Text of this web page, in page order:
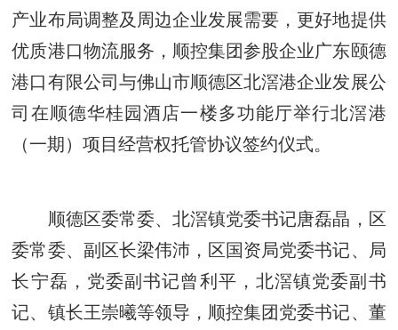
产业布局调整及周边企业发展需要，更好地提供
优质港口物流服务，顺控集团参股企业广东颐德
港口有限公司与佛山市顺德区北滘港企业发展公
司在顺德华桂园酒店一楼多功能厅举行北滘港
（一期）项目经营权托管协议签约仪式。
顺德区委常委、北滘镇党委书记唐磊晶，区
委常委、副区长梁伟沛，区国资局党委书记、局
长宁磊，党委副书记曾利平，北滘镇党委副书
记、镇长王崇曦等领导，顺控集团党委书记、董